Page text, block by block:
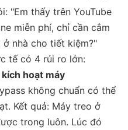
"Em thấy trên YouTube
miễn phí, chỉ cần cắm
nhà cho tiết kiệm?"
tế có 4 rủi ro lớn:
kích hoạt máy
không chuẩn có thể
Kết quả: Máy treo ở
trong luôn. Lúc đó